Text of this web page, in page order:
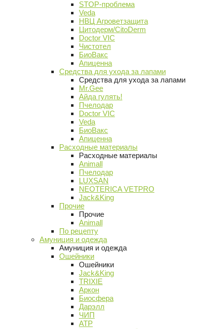
STOP-проблема
Veda
НВЦ Агроветзащита
Цитодерм/CitoDerm
Doctor VIC
Чистотел
БиоВакс
Апиценна
Средства для ухода за лапами
Средства для ухода за лапами
Mr.Gee
Айда гулять!
Пчелодар
Doctor VIC
Veda
БиоВакс
Апиценна
Расходные материалы
Расходные материалы
Animall
Пчелодар
LUXSAN
NEOTERICA VETPRO
Jack&King
Прочие
Прочие
Animall
По рецепту
Амуниция и одежда
Амуниция и одежда
Ошейники
Ошейники
Jack&King
TRIXIE
Аркон
Биосфера
Дарэлл
ЧИП
АТР